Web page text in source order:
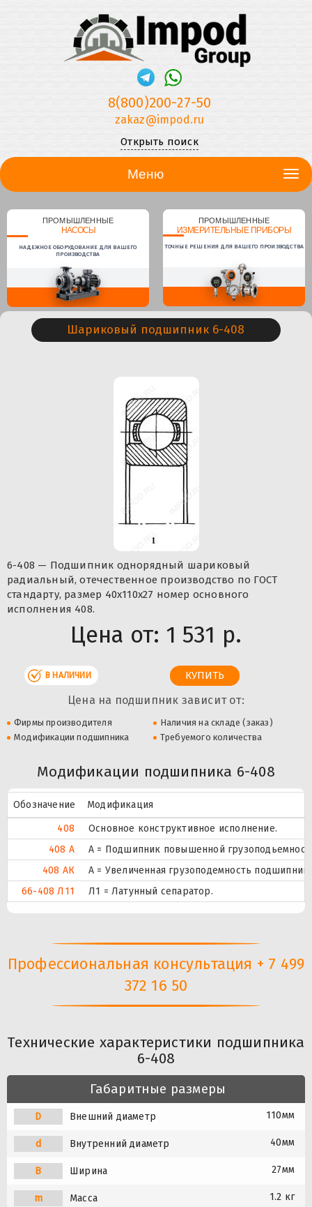
8(800)200-27-50
zakaz@impod.ru
Открыть поиск
Меню
ПРОМЫШЛЕННЫЕ
НАСОСЫ
НАДЕЖНОЕ ОБОРУДОВАНИЕ ДЛЯ ВАШЕГО
ПРОИЗВОДСТВА
ПРОМЫШЛЕННЫЕ
ИЗМЕРИТЕЛЬНЫЕ ПРИБОРЫ
ТОЧНЫЕ РЕШЕНИЯ ДЛЯ ВАШЕГО ПРОИЗВОДСТВА
Шариковый подшипник 6-408
6-408 — Подшипник однорядный шариковый
радиальный, отечественное производство по ГОСТ
стандарту, размер 40x110x27 номер основного
исполнения 408.
Цена от: 1 531 р.
В НАЛИЧИИ
Цена на подшипник зависит от:
Фирмы производителя
Наличия на складе (заказ)
Модификации подшипника
Требуемого количества
Модификации подшипника 6-408
Обозначение
Модификация
408
Основное конструктивное исполнение.
408 А
А = Подшипник повышенной
408 АК
А = Увеличенная грузоподемность
66-408 Л11
Л1 = Латунный сепаратор.
Профессиональная консультация + 7 499
372 16 50
Технические характеристики подшипника
6-408
Габаритные размеры
D Внешний диаметр 110мм
d Внутренний диаметр 40мм
B Ширина 27мм
m Масса 1.2 кг